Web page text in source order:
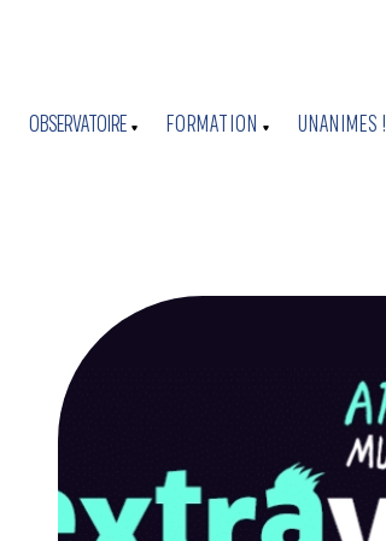
OBSERVATOIRE FORMATION UNANIMES !